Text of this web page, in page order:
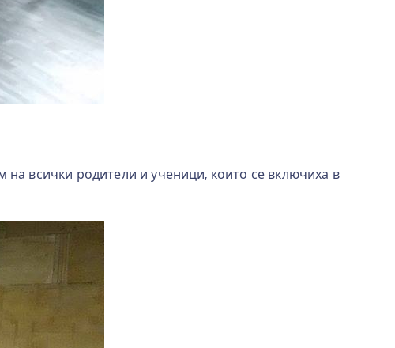
всички родители и ученици, които се включиха в